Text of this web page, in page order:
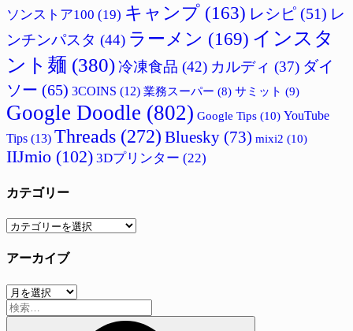
ソンストア100 (19) キャンプ (163) レシピ (51) レ
ンチンパスタ (44) ラーメン (169) インスタ
ント麺 (380)冷凍食品 (42) カルディ (37) ダイ
ソー (65) 3COINS (12) 業務スーパー (8) サミット (9)
Google Doodle (802) Google Tips (10) YouTube
Tips (13) Threads (272) Bluesky (73) mixi2 (10)
IIJmio (102) 3Dプリンター (22)
カテゴリー
カ
ゴ
ー
アーカイブ
ア
ー
検
索: